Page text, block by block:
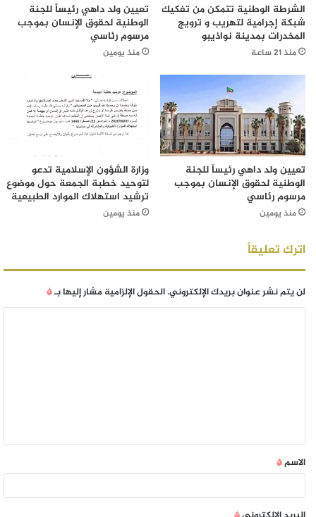
الشرطة الوطنية تتمكن من تفكيك
شبكة إجرامية لتهريب و ترويج
المخدرات بمدينة نواذيبو
منذ 21 ساعة
تعيين ولد داهي رئيساً للجنة
الوطنية لحقوق الإنسان بموجب
مرسوم رئاسي
منذ يومين
تعيين ولد داهي رئيساً للجنة
الوطنية لحقوق الإنسان بموجب
مرسوم رئاسي
منذ يومين
وزارة الشؤون الإسلامية تدعو
لتوحيد خطبة الجمعة حول موضوع
ترشيد استهلاك الموارد الطبيعية
منذ يومين
اترك تعليقاً
لن يتم نشر عنوان بريدك الإلكتروني.الحقول الإلزامية مشار إليها بـ*
الاسم*